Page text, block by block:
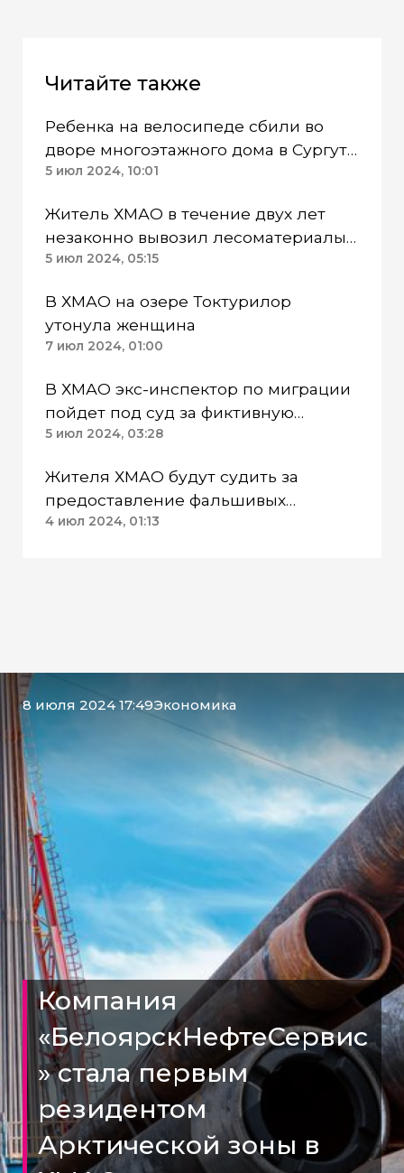
Читайте также
Ребенка на велосипеде сбили во
дворе многоэтажного дома в Сургуте
ХМАО
5 июл 2024, 10:01
Житель ХМАО в течение двух лет
незаконно вывозил лесоматериалы
в Узбекистан
5 июл 2024, 05:15
В ХМАО на озере Токтурилор
утонула женщина
7 июл 2024, 01:00
В ХМАО экс-инспектор по миграции
пойдет под суд за фиктивную
регистрацию в чужих квартирах
5 июл 2024, 03:28
Жителя ХМАО будут судить за
предоставление фальшивых
документов при устройстве на
4 июл 2024, 01:13
8 июля 2024 17:49Экономика
Компания
«БелоярскНефтеСервис
» стала первым
резидентом
Арктической зоны в